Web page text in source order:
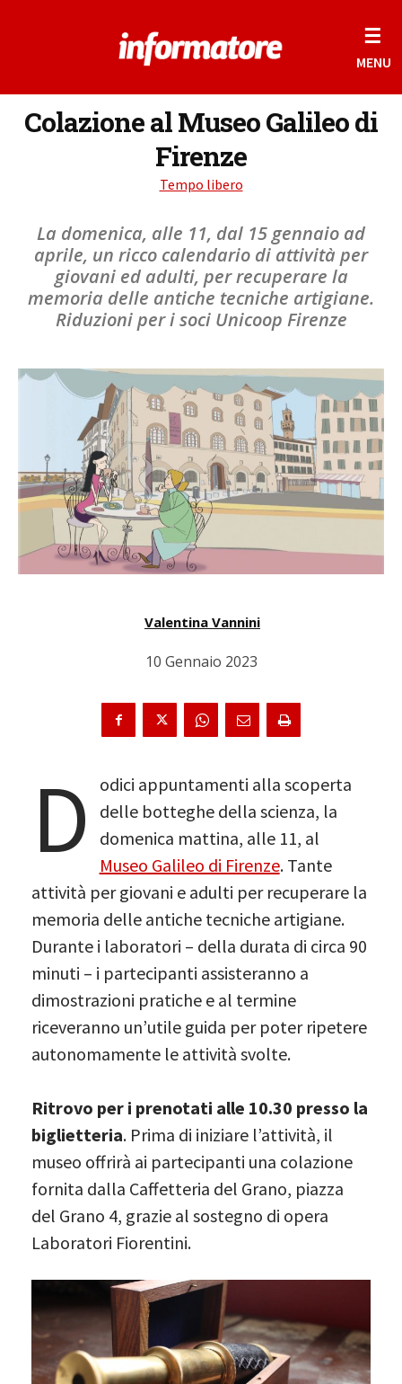
☰
MENU
Colazione al Museo Galileo di
Firenze
Tempo libero
La domenica, alle 11, dal 15 gennaio ad
aprile, un ricco calendario di attività per
giovani ed adulti, per recuperare la
memoria delle antiche tecniche artigiane.
Riduzioni per i soci Unicoop Firenze
Valentina Vannini
10 Gennaio 2023
D
odici appuntamenti alla scoperta
delle botteghe della scienza, la
domenica mattina, alle 11, al
Museo Galileo di Firenze. Tante
attività per giovani e adulti per recuperare la
memoria delle antiche tecniche artigiane.
Durante i laboratori – della durata di circa 90
minuti – i partecipanti assisteranno a
dimostrazioni pratiche e al termine
riceveranno un’utile guida per poter ripetere
autonomamente le attività svolte.
Ritrovo per i prenotati alle 10.30 presso la
biglietteria. Prima di iniziare l’attività, il
museo offrirà ai partecipanti una colazione
fornita dalla Caffetteria del Grano, piazza
del Grano 4, grazie al sostegno di opera
Laboratori Fiorentini.